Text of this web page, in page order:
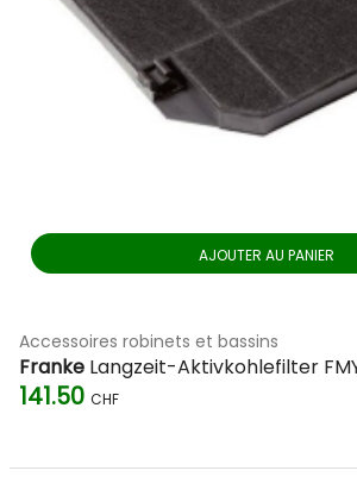
AJOUTER AU PANIER
Accessoires robinets et bassins
Franke Langzeit-Aktivkohlefilter
141.50 CHF